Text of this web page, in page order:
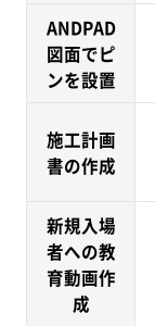
ANDPAD
図面でピ
ンを設置
施工計画
書の作成
新規入場
者への教
育動画作
成